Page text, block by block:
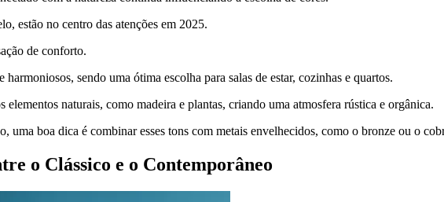
estão no centro das atenções em 2025.
de conforto.
sendo uma ótima escolha para salas de estar, cozinhas e quartos.
naturais, como madeira e plantas, criando uma atmosfera rústica e orgânica.
uma boa dica é combinar esses tons com metais envelhecidos, como o bronze ou o
o Clássico e o Contemporâneo